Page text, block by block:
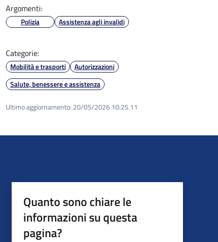
Argomenti:
Polizia Assistenza agli invalidi
Categorie:
Mobilità e trasporti
Autorizzazioni
Salute, benessere e assistenza
Ultimo aggiornamento: 20/05/2026 10:25.11
Quanto sono chiare le
informazioni su questa
pagina?